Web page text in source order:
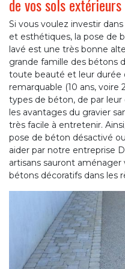
de vos sols
Si vous voulez investir
et esthétiques, la pose de
lavé est une très bonne
grande famille des bétons
toute beauté et leur
remarquable (10 ans, voire
types de béton, de par
les avantages du gravier
très facile à entretenir.
pose de béton désactivé
aider par notre entreprise
artisans sauront
bétons décoratifs dans les